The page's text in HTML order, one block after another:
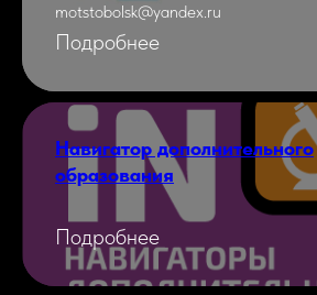
motstobolsk@yandex.ru
Подробнее
Навигатор дополнительного
образования
Подробнее